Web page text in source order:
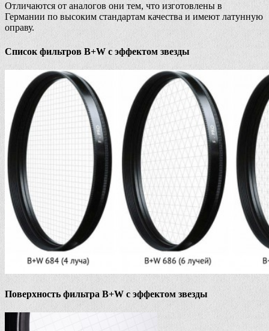
Отличаются от аналогов они тем, что изготовлены в
Германии по высоким стандартам качества и имеют латунную
оправу.
Список фильтров B+W с эффектом звезды
Поверхность фильтра B+W с эффектом звезды